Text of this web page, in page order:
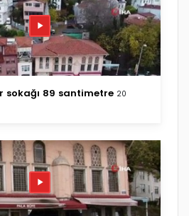
sokağı 89 santimetre 20